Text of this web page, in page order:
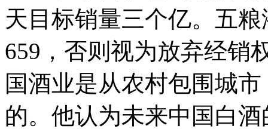
天目标销量三个亿。五
659，否则视为放弃经销
国酒业是从农村包围城
的。他认为未来中国白